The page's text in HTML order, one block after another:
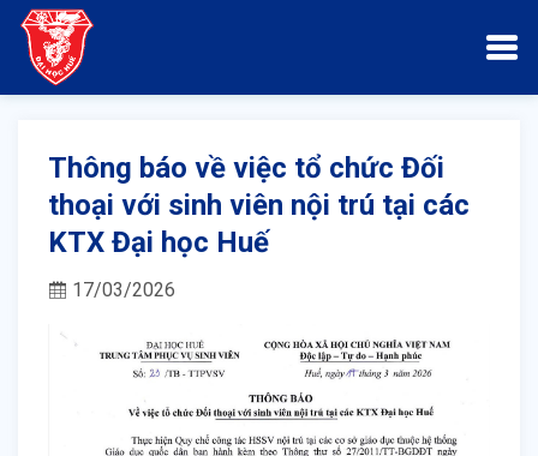
Thông báo về việc tổ chức Đối
thoại với sinh viên nội trú tại các
KTX Đại học Huế
17/03/2026